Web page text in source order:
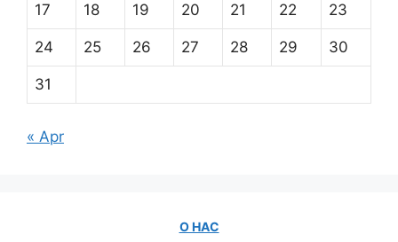
17 18 19 20 21 22 23
24 25 26 27 28 29 30
31
« Apr
О НАС